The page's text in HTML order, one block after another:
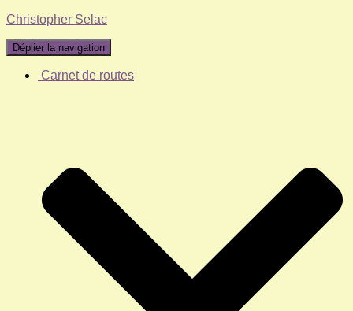
Christopher Selac
Déplier la navigation
Carnet de routes